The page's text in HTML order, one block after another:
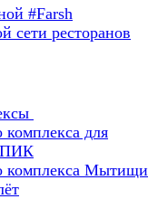
#Farsh
сети ресторанов
для
ПИК
комплекса Мытищи